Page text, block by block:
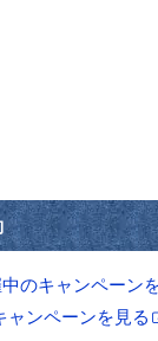
のキャンペーン
ャンペーンを見る